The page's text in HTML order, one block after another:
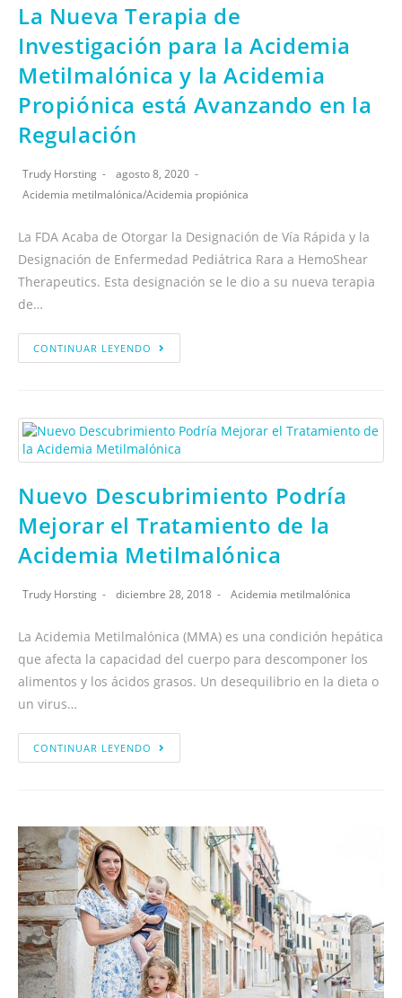
La Nueva Terapia de
Investigación para la Acidemia
Metilmalónica y la Acidemia
Propiónica está Avanzando en la
Regulación
Trudy Horsting
agosto 8, 2020
Acidemia metilmalónica/Acidemia propiónica
La FDA Acaba de Otorgar la Designación de Vía Rápida y la
Designación de Enfermedad Pediátrica Rara a HemoShear
Therapeutics. Esta designación se le dio a su nueva terapia
de…
CONTINUAR LEYENDO
Nuevo Descubrimiento Podría
Mejorar el Tratamiento de la
Acidemia Metilmalónica
Trudy Horsting diciembre 28, 2018 Acidemia metilmalónica
La Acidemia Metilmalónica (MMA) es una condición hepática
que afecta la capacidad del cuerpo para descomponer los
alimentos y los ácidos grasos. Un desequilibrio en la dieta o
un virus…
CONTINUAR LEYENDO